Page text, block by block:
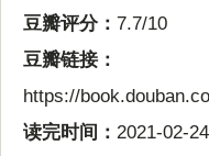
豆瓣评分： 7.7/10
豆瓣链接：
https://
读完时间： 2021-02-